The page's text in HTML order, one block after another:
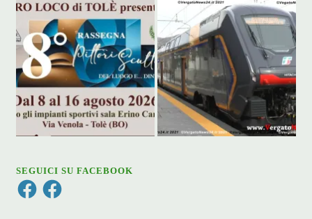
SEGUICI SU FACEBOOK
FacebookFacebook